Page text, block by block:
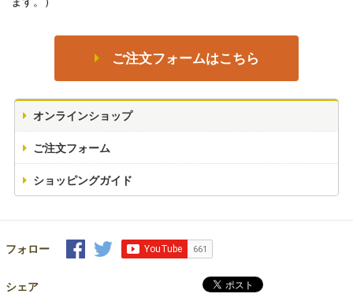
オンラインショップ
ご注文フォーム
ショッピングガイド
ご注文フォームはこちら
フォロー
シェア